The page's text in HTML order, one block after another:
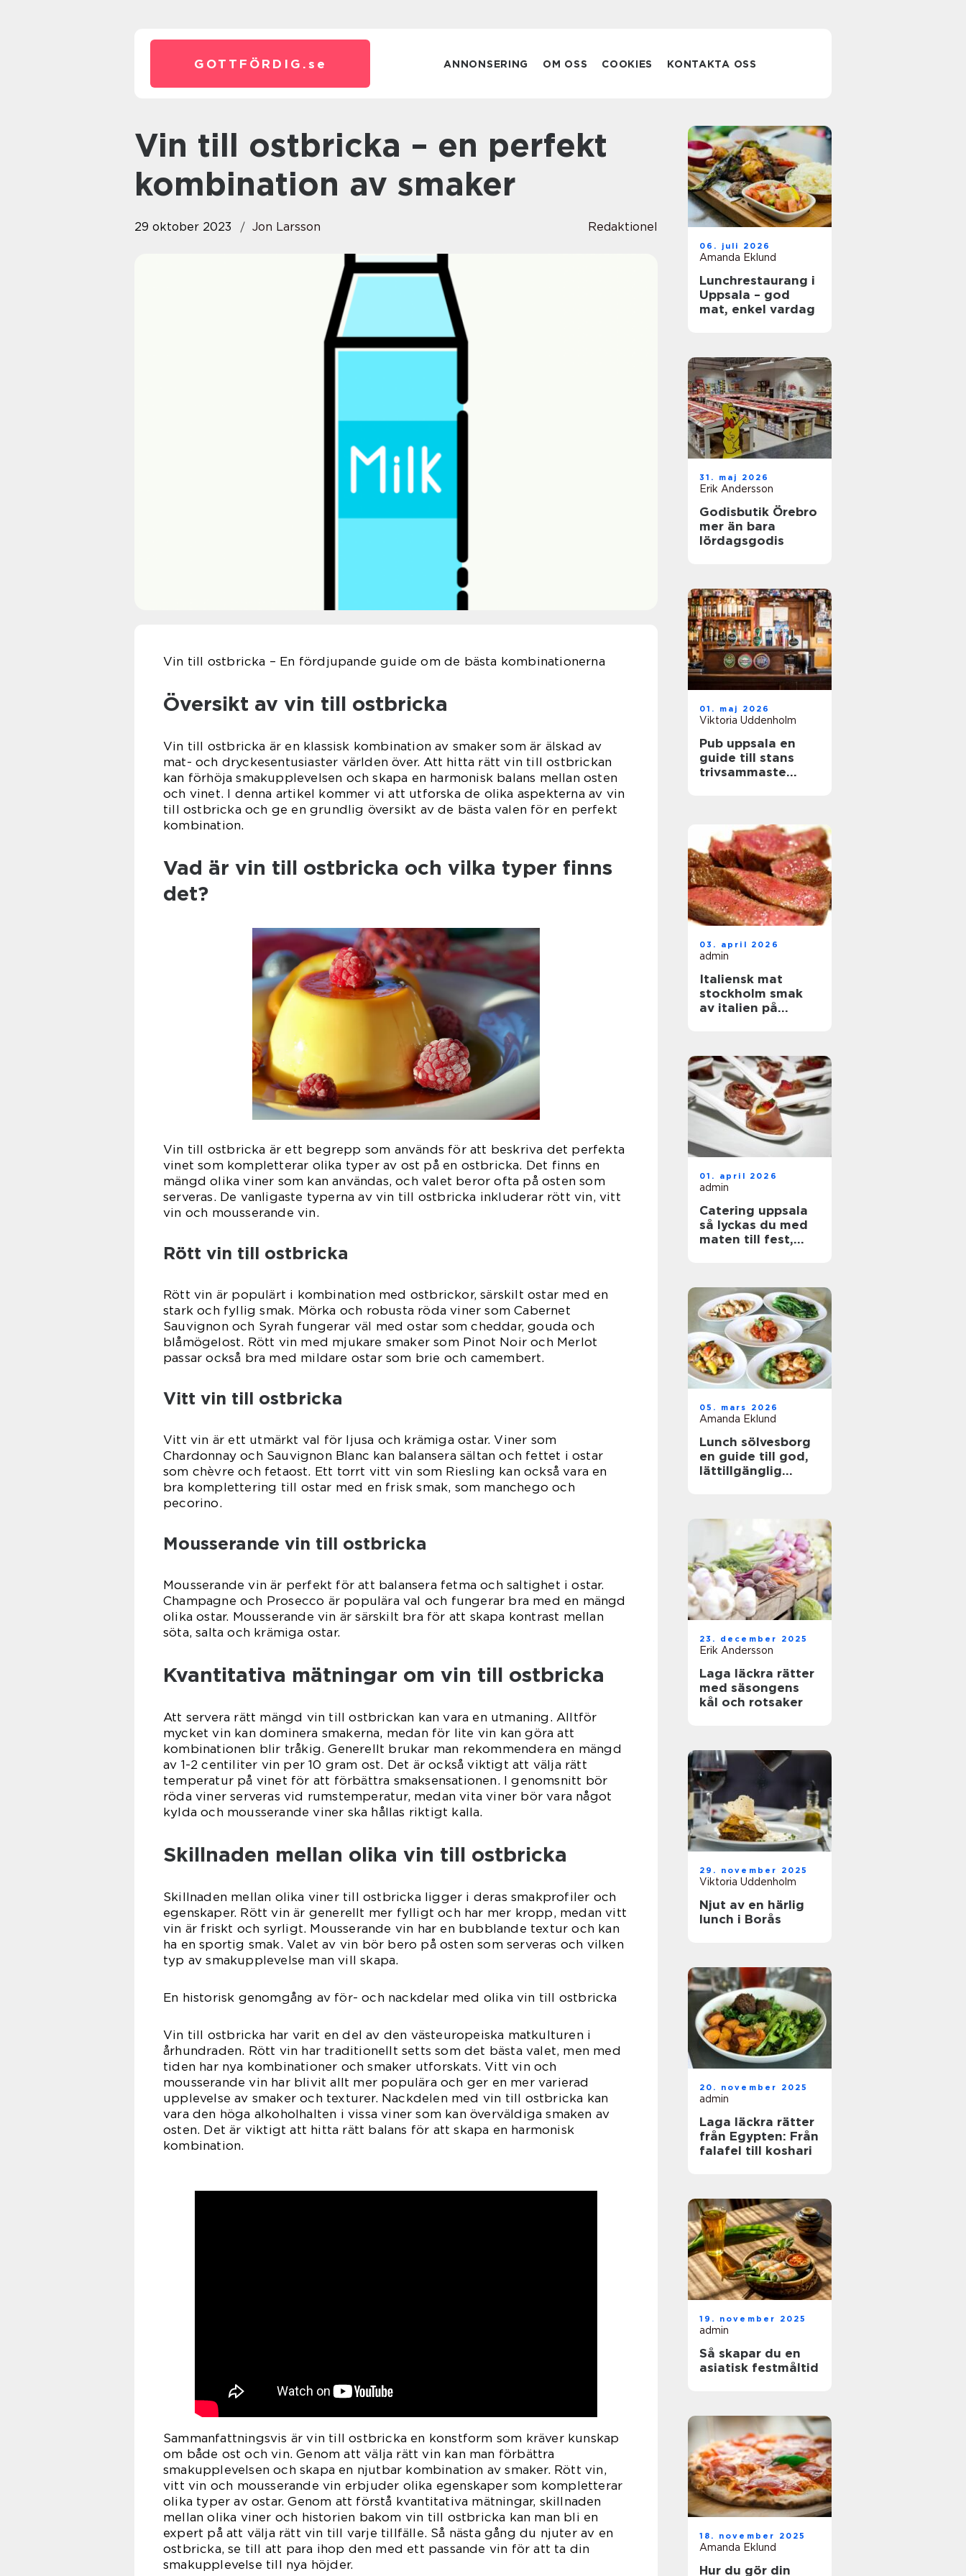
GOTTFÖRDIG. se ANNONSERING OM OSS COOKIES KONTAKTA OSS
Vin till ostbricka – en perfekt
kombination av smaker
29 oktober 2023 Jon Larsson Redaktionel
Vin till ostbricka – En fördjupande guide om de bästa kombinationerna
Översikt av vin till ostbricka
Vin till ostbricka är en klassisk kombination av smaker som är älskad av
mat- och dryckesentusiaster världen över. Att hitta rätt vin till ostbrickan
kan förhöja smakupplevelsen och skapa en harmonisk balans mellan osten
och vinet. I denna artikel kommer vi att utforska de olika aspekterna av vin
till ostbricka och ge en grundlig översikt av de bästa valen för en perfekt
kombination.
Vad är vin till ostbricka och vilka typer finns
det?
Vin till ostbricka är ett begrepp som används för att beskriva det perfekta
vinet som kompletterar olika typer av ost på en ostbricka. Det finns en
mängd olika viner som kan användas, och valet beror ofta på osten som
serveras. De vanligaste typerna av vin till ostbricka inkluderar rött vin, vitt
vin och mousserande vin.
Rött vin till ostbricka
Rött vin är populärt i kombination med ostbrickor, särskilt ostar med en
stark och fyllig smak. Mörka och robusta röda viner som Cabernet
Sauvignon och Syrah fungerar väl med ostar som cheddar, gouda och
blåmögelost. Rött vin med mjukare smaker som Pinot Noir och Merlot
passar också bra med mildare ostar som brie och camembert.
Vitt vin till ostbricka
Vitt vin är ett utmärkt val för ljusa och krämiga ostar. Viner som
Chardonnay och Sauvignon Blanc kan balansera sältan och fettet i ostar
som chèvre och fetaost. Ett torrt vitt vin som Riesling kan också vara en
bra komplettering till ostar med en frisk smak, som manchego och
pecorino.
Mousserande vin till ostbricka
Mousserande vin är perfekt för att balansera fetma och saltighet i ostar.
Champagne och Prosecco är populära val och fungerar bra med en mängd
olika ostar. Mousserande vin är särskilt bra för att skapa kontrast mellan
söta, salta och krämiga ostar.
Kvantitativa mätningar om vin till ostbricka
Att servera rätt mängd vin till ostbrickan kan vara en utmaning. Alltför
mycket vin kan dominera smakerna, medan för lite vin kan göra att
kombinationen blir tråkig. Generellt brukar man rekommendera en mängd
av 1-2 centiliter vin per 10 gram ost. Det är också viktigt att välja rätt
temperatur på vinet för att förbättra smaksensationen. I genomsnitt bör
röda viner serveras vid rumstemperatur, medan vita viner bör vara något
kylda och mousserande viner ska hållas riktigt kalla.
Skillnaden mellan olika vin till ostbricka
Skillnaden mellan olika viner till ostbricka ligger i deras smakprofiler och
egenskaper. Rött vin är generellt mer fylligt och har mer kropp, medan vitt
vin är friskt och syrligt. Mousserande vin har en bubblande textur och kan
ha en sportig smak. Valet av vin bör bero på osten som serveras och vilken
typ av smakupplevelse man vill skapa.
En historisk genomgång av för- och nackdelar med olika vin till ostbricka
Vin till ostbricka har varit en del av den västeuropeiska matkulturen i
århundraden. Rött vin har traditionellt setts som det bästa valet, men med
tiden har nya kombinationer och smaker utforskats. Vitt vin och
mousserande vin har blivit allt mer populära och ger en mer varierad
upplevelse av smaker och texturer. Nackdelen med vin till ostbricka kan
vara den höga alkoholhalten i vissa viner som kan överväldiga smaken av
osten. Det är viktigt att hitta rätt balans för att skapa en harmonisk
kombination.
Sammanfattningsvis är vin till ostbricka en konstform som kräver kunskap
om både ost och vin. Genom att välja rätt vin kan man förbättra
smakupplevelsen och skapa en njutbar kombination av smaker. Rött vin,
vitt vin och mousserande vin erbjuder olika egenskaper som kompletterar
olika typer av ostar. Genom att förstå kvantitativa mätningar, skillnaden
mellan olika viner och historien bakom vin till ostbricka kan man bli en
expert på att välja rätt vin till varje tillfälle. Så nästa gång du njuter av en
ostbricka, se till att para ihop den med ett passande vin för att ta din
smakupplevelse till nya höjder.
06. juli 2026
Amanda Eklund
Lunchrestaurang i
Uppsala – god
mat, enkel vardag
31. maj 2026
Erik Andersson
Godisbutik Örebro
mer än bara
lördagsgodis
01. maj 2026
Viktoria Uddenholm
Pub uppsala en
guide till stans
trivsammaste
03. april 2026
admin
Italiensk mat
stockholm smak
av italien på
01. april 2026
admin
Catering uppsala
så lyckas du med
maten till fest,
05. mars 2026
Amanda Eklund
Lunch sölvesborg
en guide till god,
lättillgänglig
23. december 2025
Erik Andersson
Laga läckra rätter
med säsongens
kål och rotsaker
29. november 2025
Viktoria Uddenholm
Njut av en härlig
lunch i Borås
20. november 2025
admin
Laga läckra rätter
från Egypten: Från
falafel till koshari
19. november 2025
admin
Så skapar du en
asiatisk festmåltid
18. november 2025
Amanda Eklund
Hur du gör din